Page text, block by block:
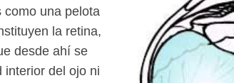
como una pelota
la retina,
desde ahí se
interior del ojo ni